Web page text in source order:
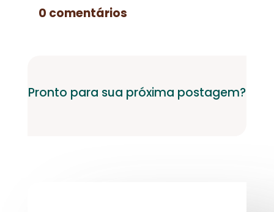
0 comentários
Pronto para sua próxima postagem?